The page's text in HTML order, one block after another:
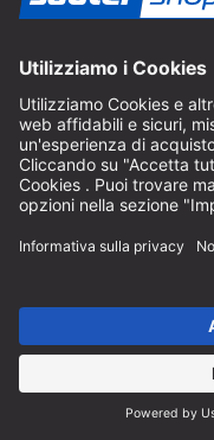
Buoni regalo
sautershop.
Ordina buono regalo
Catalogo
Ordinate gratuitamente
Ordina catalogo
Pagamento